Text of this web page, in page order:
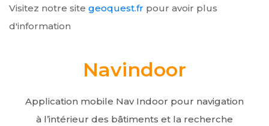
Visitez notre site geoquest.fr pour avoir plus
d'information
Navindoor
Application mobile Nav Indoor pour navigation
à l’intérieur des bâtiments et la recherche